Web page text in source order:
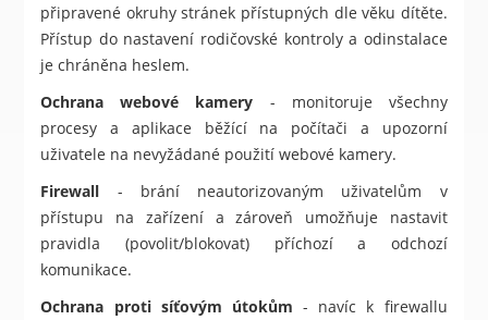
připravené okruhy stránek přístupných dle věku dítěte.
Přístup do nastavení rodičovské kontroly a odinstalace
je chráněna heslem.
Ochrana webové kamery - monitoruje všechny
procesy a aplikace běžící na počítači a upozorní
uživatele na nevyžádané použití webové kamery.
Firewall - brání neautorizovaným uživatelům v
přístupu na zařízení a zároveň umožňuje nastavit
pravidla (povolit/blokovat) příchozí a odchozí
komunikace.
Ochrana proti síťovým útokům - navíc k firewallu